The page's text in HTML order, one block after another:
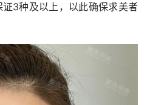
3种及以上，以此确保求美者